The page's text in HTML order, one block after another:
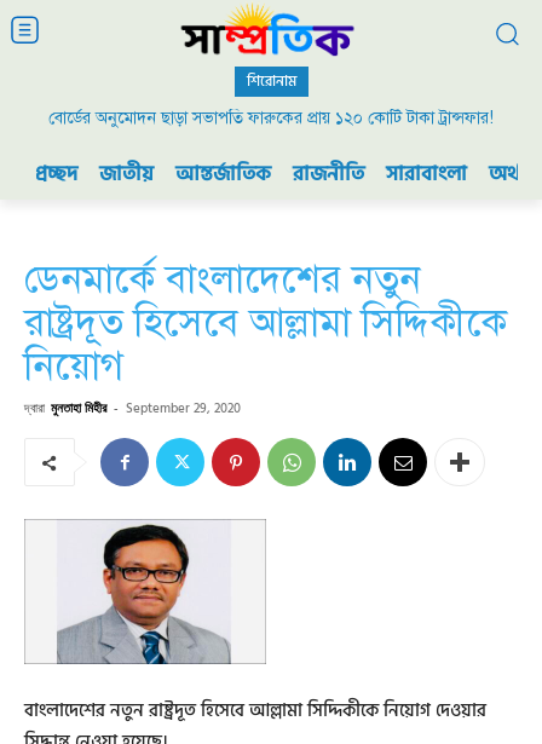
শিরোনাম
বোর্ডের অনুমোদন ছাড়া সভাপতি ফারুকের প্রায় ১২০ কোটি টাকা ট্রান্সফার!
প্রচ্ছদ জাতীয় আন্তর্জাতিক রাজনীতি সারাবাংলা
ডেনমার্কে বাংলাদেশের নতুন
রাষ্ট্রদূত হিসেবে আল্লামা সিদ্দিকীকে
নিয়োগ
দ্বারা মুনতাহা মিহীর - September 29, 2020
বাংলাদেশের নতুন রাষ্ট্রদূত হিসেবে আল্লামা সিদ্দিকীকে নিয়োগ দেওয়ার